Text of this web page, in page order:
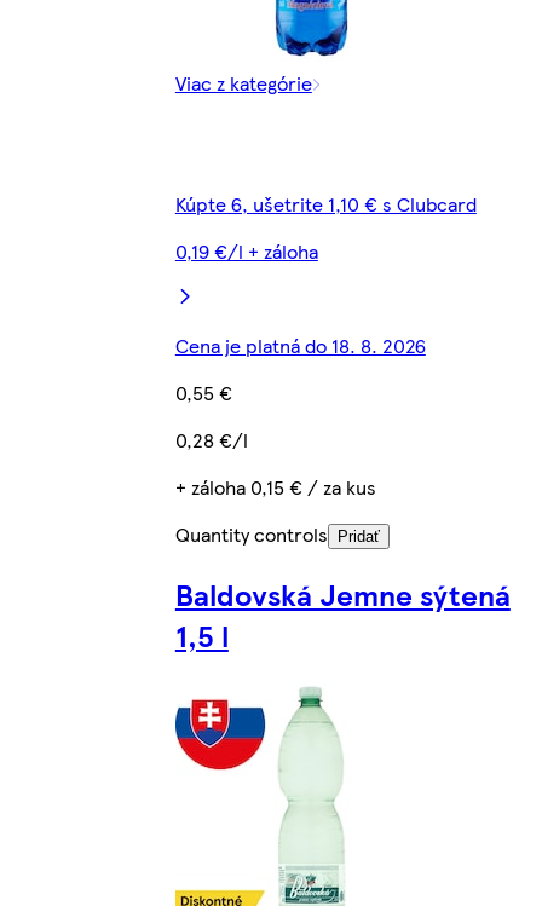
Viac z kategórie
Kúpte 6, ušetrite 1,10 € s Clubcard
0,19 €/l + záloha
Cena je platná do 18. 8. 2026
0,55 €
0,28 €/l
+ záloha 0,15 € / za kus
Quantity controls
Pridať
Baldovská Jemne sýtená
1,5 l